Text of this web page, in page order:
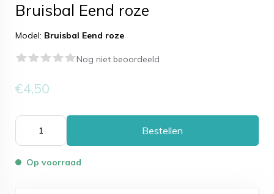
Bruisbal Eend roze
Model: Bruisbal Eend roze
Nog niet beoordeeld
€4,50
Bestellen
Op voorraad